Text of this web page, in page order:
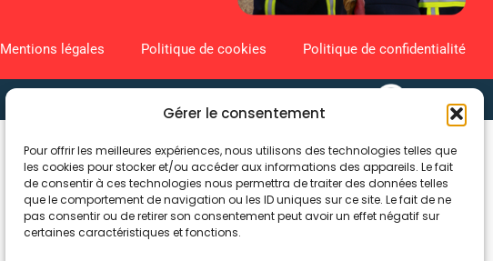
Gérer le consentement
Pour offrir les meilleures expériences, nous utilisons des technologies telles que
les cookies pour stocker et/ou accéder aux informations des appareils. Le fait
de consentir à ces technologies nous permettra de traiter des données telles
que le comportement de navigation ou les ID uniques sur ce site. Le fait de ne
pas consentir ou de retirer son consentement peut avoir un effet négatif sur
certaines caractéristiques et fonctions.
Mentions légales Politique de cookies Politique de confidentialité